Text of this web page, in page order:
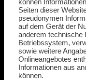
Seiten dieser
pseudonymen
auf dem Gerät der
anderem technische
Betriebssystem,
sowie weitere
Onlineangebotes
Informationen aus
können.